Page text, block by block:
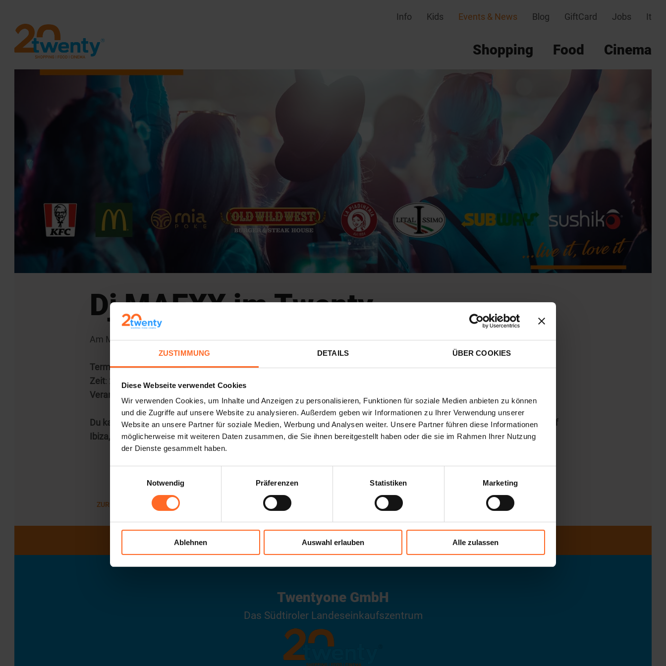
ZUSTIMMUNG DETAILS ÜBER COOKIES
Diese Webseite verwendet Cookies
Wir verwenden Cookies, um Inhalte und Anzeigen zu personalisieren, Funktionen für soziale Medien anbieten zu können
und die Zugriffe auf unsere Website zu analysieren. Außerdem geben wir Informationen zu Ihrer Verwendung unserer
Website an unsere Partner für soziale Medien, Werbung und Analysen weiter. Unsere Partner führen diese Informationen
möglicherweise mit weiteren Daten zusammen, die Sie ihnen bereitgestellt haben oder die sie im Rahmen Ihrer Nutzung
der Dienste gesammelt haben.
Notwendig
Präferenzen Statistiken Marketing
Ablehnen Auswahl erlauben Alle zulassen
Info Kids Events & News Blog GiftCard Jobs It
Shopping Food Cinema
Dj MAEXX im Twenty
Am Mittwoch, den 28. August, heiztDJ MAEXXmit den Beats vonMelodic & Afro Houseein!
Termin: Mittwoch, 28. August
Zeit: 20:30 - 23:00
Veranstaltungsort
Du kannst dich auf einen besonderen Abend mit einem außergewöhnlichen DJ freuen, der diesen Sommer nicht nur auf
Ibiza, sondern auch im Twenty auflegt!
ZURÜCK ZUR LISTE
ÖFFNUNGSZEITEN
Twentyone GmbH
Das Südtiroler Landeseinkaufszentrum